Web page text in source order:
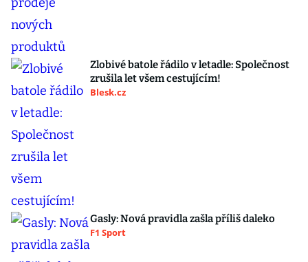
Zlobivé batole řádilo v letadle: Společnost
zrušila let všem cestujícím!
Blesk.cz
Gasly: Nová pravidla zašla příliš daleko
F1 Sport